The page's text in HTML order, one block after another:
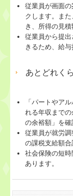
従業員が画面
クします。ま
き、所得の見
従業員から提
きるため、給
あとどれく
「パートやア
れる年収まで
の余裕額」を確
従業員が就労
の課税支給額合
社会保険の短
あります。